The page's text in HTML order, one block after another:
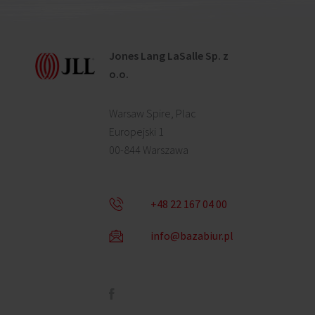
Jones Lang LaSalle Sp. z
o.o.
Warsaw Spire, Plac
Europejski 1
00-844 Warszawa
+48 22 167 04 00
info@bazabiur.pl